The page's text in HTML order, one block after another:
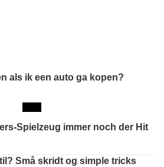
als ik een auto ga kopen?
Spielzeug immer noch der Hit
Små skridt og simple tricks